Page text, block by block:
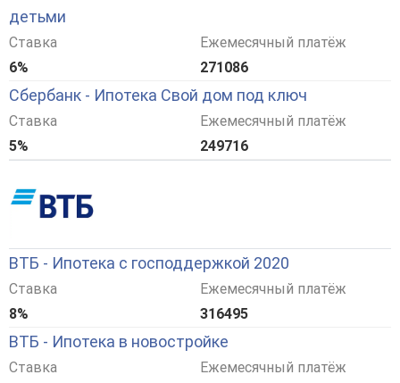
детьми
Ставка
6%
Ежемесячный платёж
271086
Сбербанк - Ипотека Свой дом под ключ
Ставка
5%
Ежемесячный платёж
249716
ВТБ - Ипотека с господдержкой 2020
Ставка
8%
Ежемесячный платёж
316495
ВТБ - Ипотека в новостройке
Ставка Ежемесячный платёж